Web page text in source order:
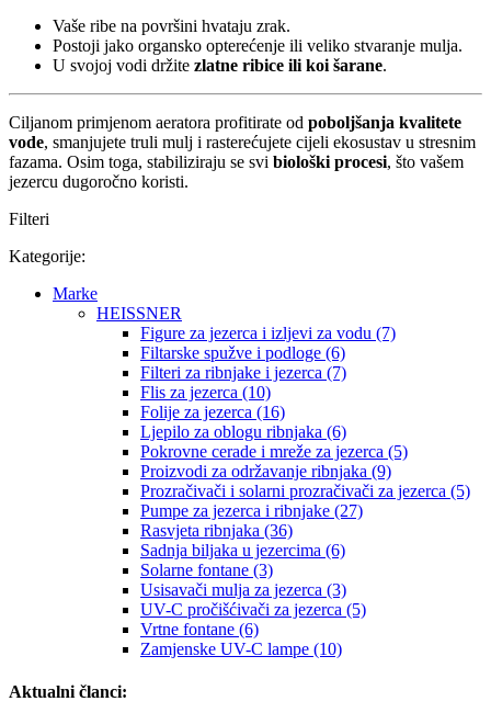
Vaše ribe na površini hvataju zrak.
Postoji jako organsko opterećenje ili veliko stvaranje mulja.
U svojoj vodi držite zlatne ribice ili koi šarane.
Ciljanom primjenom aeratora profitirate od poboljšanja kvalitete
vode, smanjujete truli mulj i rasterećujete cijeli ekosustav u stresnim
fazama. Osim toga, stabiliziraju se svi biološki procesi, što vašem
jezercu dugoročno koristi.
Filteri
Kategorije:
Marke
HEISSNER
Figure za jezerca i izljevi za vodu (7)
Filtarske spužve i podloge (6)
Filteri za ribnjake i jezerca (7)
Flis za jezerca (10)
Folije za jezerca (16)
Ljepilo za oblogu ribnjaka (6)
Pokrovne cerade i mreže za jezerca (5)
Proizvodi za održavanje ribnjaka (9)
Prozračivači i solarni prozračivači za jezerca (5)
Pumpe za jezerca i ribnjake (27)
Rasvjeta ribnjaka (36)
Sadnja biljaka u jezercima (6)
Solarne fontane (3)
Usisavači mulja za jezerca (3)
UV-C pročišćivači za jezerca (5)
Vrtne fontane (6)
Zamjenske UV-C lampe (10)
Aktualni članci: